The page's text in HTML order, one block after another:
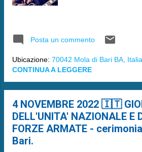
Posta un commento
Ubicazione: 70042 Mola di Bari BA, Italia
CONTINUA A LEGGERE
4 NOVEMBRE 2022 🇮🇹
DELL'UNITA' NAZIONALE E
FORZE ARMATE -
Bari.